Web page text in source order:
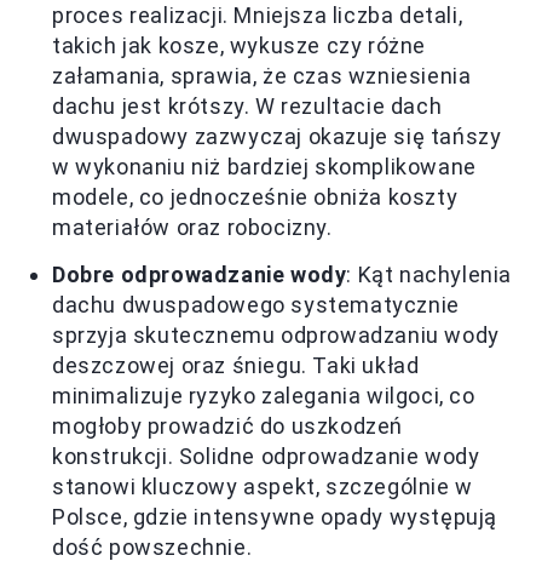
proces realizacji. Mniejsza liczba detali,
takich jak kosze, wykusze czy różne
załamania, sprawia, że czas wzniesienia
dachu jest krótszy. W rezultacie dach
dwuspadowy zazwyczaj okazuje się tańszy
w wykonaniu niż bardziej skomplikowane
modele, co jednocześnie obniża koszty
materiałów oraz robocizny.
Dobre odprowadzanie wody: Kąt nachylenia
dachu dwuspadowego systematycznie
sprzyja skutecznemu odprowadzaniu wody
deszczowej oraz śniegu. Taki układ
minimalizuje ryzyko zalegania wilgoci, co
mogłoby prowadzić do uszkodzeń
konstrukcji. Solidne odprowadzanie wody
stanowi kluczowy aspekt, szczególnie w
Polsce, gdzie intensywne opady występują
dość powszechnie.